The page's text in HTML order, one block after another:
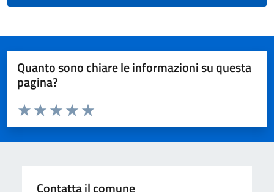
Quanto sono chiare le informazioni su questa
pagina?
Valuta da 1 a 5 stelle la pagina
Valuta 5 stelle su 5
Valuta 4 stelle su 5
Valuta 3 stelle su 5
Valuta 2 stelle su 5
Valuta 1 stelle su 5
Contatta il comune